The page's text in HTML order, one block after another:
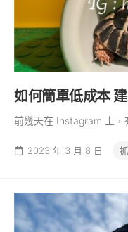
如何簡單低成本
前幾天在 Instagram 上，
2023 年 3 月 8 日